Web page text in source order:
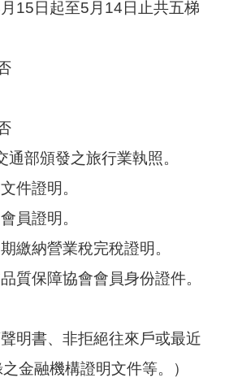
15日起至5月14日止共五梯
通部頒發之旅行業執照。
件證明。
員證明。
繳納營業稅完稅證明。
質保障協會會員身份證件。
明書、非拒絕往來戶或最近
金融機構證明文件等。）